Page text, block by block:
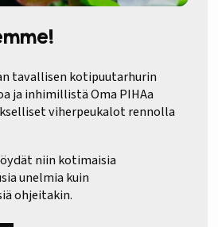
tavallisen kotipuutarhurin
ja inhimillistä Oma PIHAa
viherpeukalot rennolla
niin kotimaisia
unelmia kuin
ohjeitakin.